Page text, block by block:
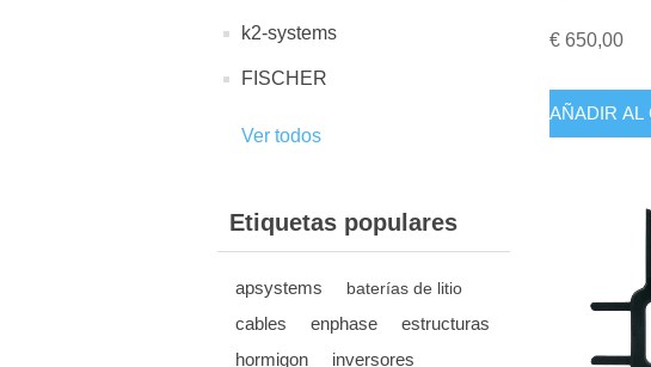
k2-systems
FISCHER
Ver todos
Etiquetas populares
apsystems baterías de litio
cables enphase
estructuras
hormigon
inversores
€ 650,00